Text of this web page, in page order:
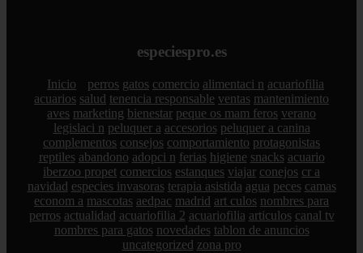
especiespro.es
Inicio perros gatos comercio alimentaci n acuariofilia
acuarios salud tenencia responsable ventas mantenimiento
aves marketing bienestar peque os mam feros verano
legislaci n peluquer a accesorios peluquer a canina
complementos consejos comportamiento protagonistas
reptiles abandono adopci n ferias higiene snacks acuario
iberzoo propet comercios estanques viajar conejos cr a
navidad especies invasoras terapia asistida agua peces camas
econom a mascotas aedpac madrid art culos nombres para
perros actualidad acuariofilia 2 acuariofilia articulos canal tv
nombres para gatos novedades tablon de anuncios
uncategorized zona pro